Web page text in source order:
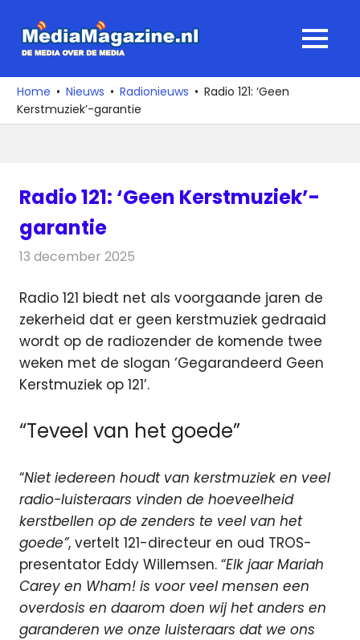
naar
media
over
de
MENU
Home Nieuws Radionieuws
Radio 121: ‘Geen
Kerstmuziek’-garantie
Radio 121: ‘Geen Kerstmuziek’-
garantie
13 december 2025
Radio 121 biedt net als voorgaande jaren de
zekerheid dat er geen kerstmuziek gedraaid
wordt op de radiozender de komende twee
weken met de slogan ‘Gegarandeerd Geen
Kerstmuziek op 121’.
“Teveel van het goede”
“Niet iedereen houdt van kerstmuziek en veel
radio-luisteraars vinden de hoeveelheid
kerstbellen op de zenders te veel van het
goede”, vertelt 121-directeur en oud TROS-
presentator Eddy Willemsen. “Elk jaar Mariah
Carey en Wham! is voor veel mensen een
overdosis en daarom doen wij het anders en
garanderen we onze luisteraars dat we ons